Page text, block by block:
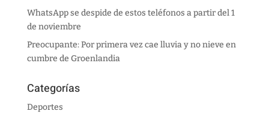
WhatsApp se despide de estos teléfonos a partir del 1
de noviembre
Preocupante: Por primera vez cae lluvia y no nieve en
cumbre de Groenlandia
Categorías
Deportes